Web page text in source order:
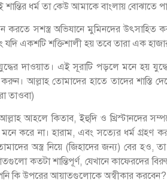
ধর্ম তা কেউ আমাকে বাংলায়
করতে সশস্ত্র অভিযানে মুমিনদের উৎসাহিত
একশটি শক্তিশালী হয় তবে তারা এক
দাওয়াত। এই সূরাটি পড়লে মনে হয়
করুন। আল্লাহ তোমাদের হাতে তাদের
তাওবা)
আহলে কিতাব, ইহুদি ও খ্রিস্টানদের
মনে করে না। হারাম, এবং সত্যের ধর্ম
অস্ত্র নিয়ে (জিহাদের জন্য) বের হও,
কতটা শান্তিপূর্ণ, যেখানে কাফেরদের
কি উপরের আয়াতগুলোকে অস্বীকার করবেন?